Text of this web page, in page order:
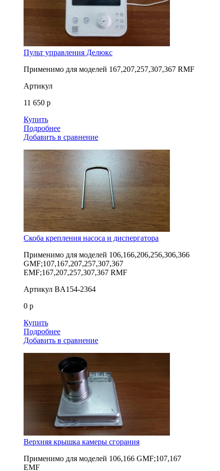
Пульт управления Делюкс
Применимо для моделей 167,207,257,307,367 RMF
Артикул
11 650 р
Купить
Подробнее
Добавить в сравнение
Скоба крепления насоса и диспергатора
Применимо для моделей 106,166,206,256,306,366
GMF;107,167,207,257,307,367
EMF;167,207,257,307,367 RMF
Артикул BA154-2364
0 р
Купить
Подробнее
Добавить в сравнение
Верхняя крышка камеры сгорания
Применимо для моделей 106,166 GMF;107,167
EMF